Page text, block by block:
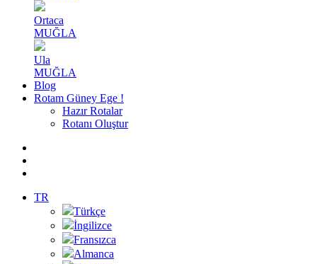
Ortaca
MUĞLA
Ula
MUĞLA
Blog
Rotam Güney Ege !
Hazır Rotalar
Rotanı Oluştur
TR
Türkçe
İngilizce
Fransızca
Almanca